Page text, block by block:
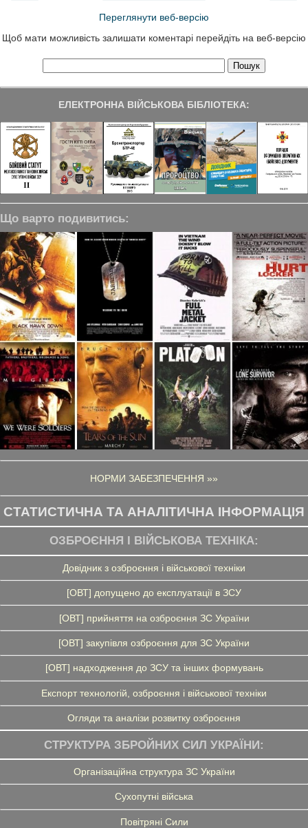
Переглянути веб-версію
Щоб мати можливість залишати коментарі перейдіть на веб-версію
ЕЛЕКТРОННА ВІЙСЬКОВА БІБЛІОТЕКА:
Що варто подивитись:
НОРМИ ЗАБЕЗПЕЧЕННЯ »»
СТАТИСТИЧНА ТА АНАЛІТИЧНА ІНФОРМАЦІЯ
ОЗБРОЄННЯ І ВІЙСЬКОВА ТЕХНІКА:
Довідник з озброєння і військової техніки
[ОВТ] допущено до експлуатації в ЗСУ
[ОВТ] прийняття на озброєння ЗС України
[ОВТ] закупівля озброєння для ЗС України
[ОВТ] надходження до ЗСУ та інших формувань
Експорт технологій, озброєння і військової техніки
Огляди та аналізи розвитку озброєння
СТРУКТУРА ЗБРОЙНИХ СИЛ УКРАЇНИ:
Організаційна структура ЗС України
Сухопутні війська
Повітряні Сили